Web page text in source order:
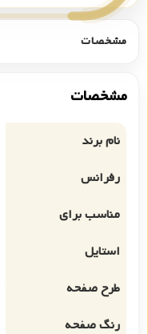
مشخصات
مشخصات
نام برند
رفرانس
مناسب برای
استایل
طرح صفحه
رنگ صفحه